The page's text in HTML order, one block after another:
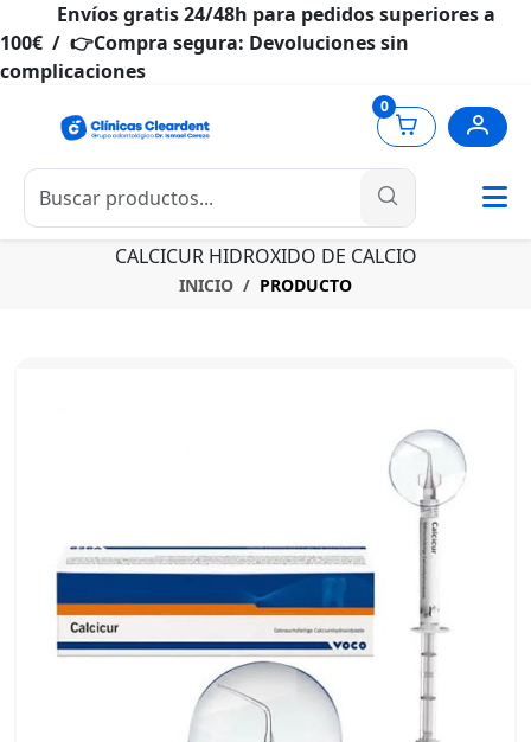
Envíos gratis 24/48h para pedidos superiores a
100€ / 👉Compra segura: Devoluciones sin
complicaciones
0
CALCICUR HIDROXIDO DE CALCIO
INICIO PRODUCTO